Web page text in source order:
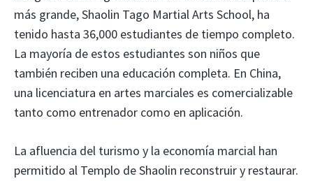
más grande, Shaolin Tago Martial Arts School, ha
tenido hasta 36,000 estudiantes de tiempo completo.
La mayoría de estos estudiantes son niños que
también reciben una educación completa. En China,
una licenciatura en artes marciales es comercializable
tanto como entrenador como en aplicación.
La afluencia del turismo y la economía marcial han
permitido al Templo de Shaolin reconstruir y restaurar.